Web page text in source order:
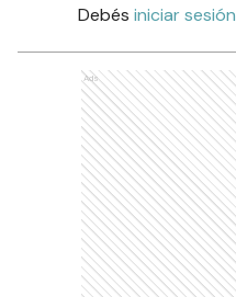
Debés iniciar sesión
Ads